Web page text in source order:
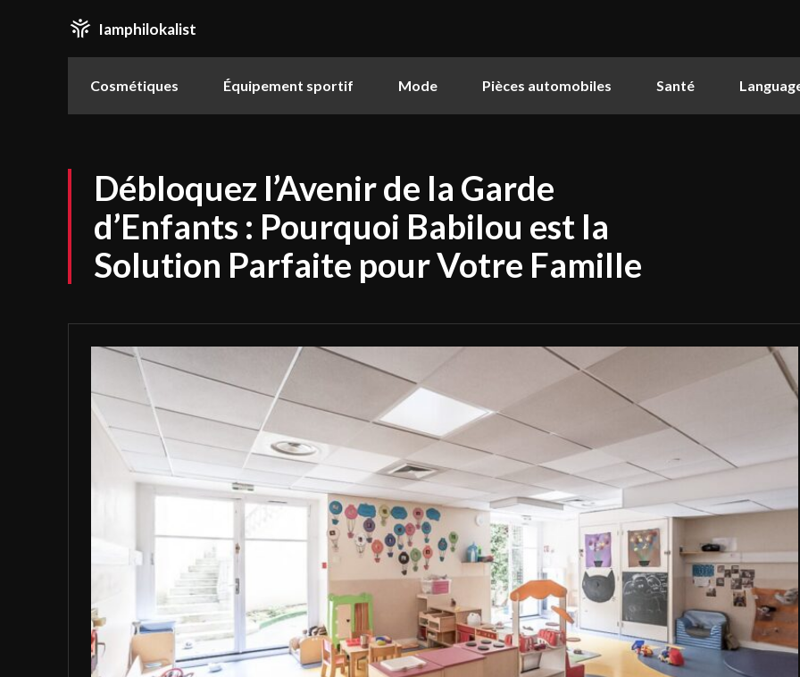
Iamphilokalist
Cosmétiques Équipement sportif Mode Pièces automobiles Santé
Débloquez l’Avenir de la Garde
d’Enfants : Pourquoi Babilou est la
Solution Parfaite pour Votre Famille